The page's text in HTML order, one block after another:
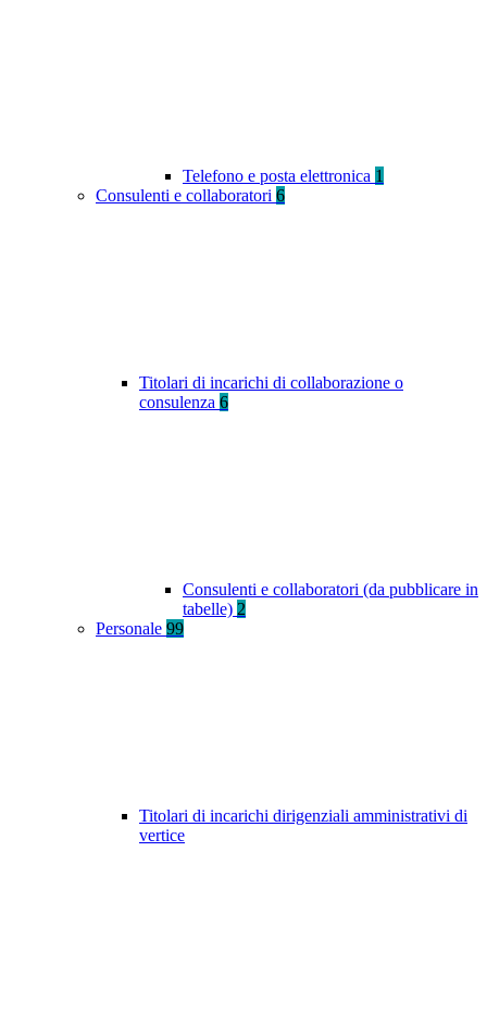
Telefono e posta elettronica 1
Consulenti e collaboratori 6
Titolari di incarichi di collaborazione o
consulenza 6
Consulenti e collaboratori (da pubblicare in
tabelle) 2
Personale 99
Titolari di incarichi dirigenziali amministrativi di
vertice